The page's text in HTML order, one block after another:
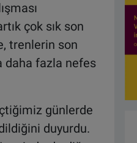
çok sık son
trenlerin son
daha fazla nefes
günlerde
duyurdu.